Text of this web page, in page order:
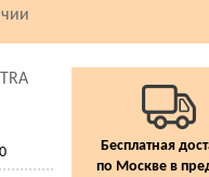
Бесплатная
по Москве в